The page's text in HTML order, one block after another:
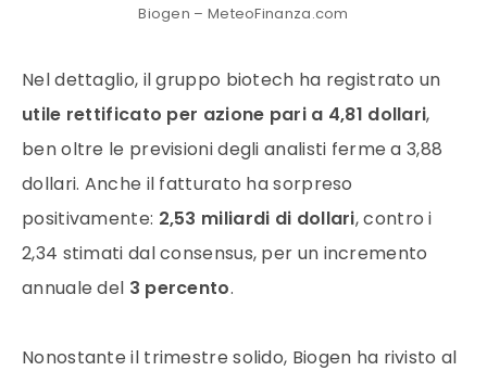
Biogen – MeteoFinanza.com
Nel dettaglio, il gruppo biotech ha registrato un
utile rettificato per azione pari a 4,81 dollari,
ben oltre le previsioni degli analisti ferme a 3,88
dollari. Anche il fatturato ha sorpreso
positivamente: 2,53 miliardi di dollari, contro i
2,34 stimati dal consensus, per un incremento
annuale del 3 percento.
Nonostante il trimestre solido, Biogen ha rivisto al